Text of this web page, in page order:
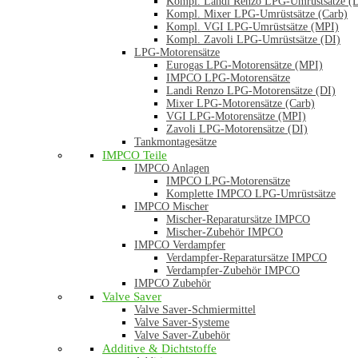
Kompl. Mixer LPG-Umrüstsätze (Carb)
Kompl. VGI LPG-Umrüstsätze (MPI)
Kompl. Zavoli LPG-Umrüstsätze (DI)
LPG-Motorensätze
Eurogas LPG-Motorensätze (MPI)
IMPCO LPG-Motorensätze
Landi Renzo LPG-Motorensätze (DI)
Mixer LPG-Motorensätze (Carb)
VGI LPG-Motorensätze (MPI)
Zavoli LPG-Motorensätze (DI)
Tankmontagesätze
IMPCO Teile
IMPCO Anlagen
IMPCO LPG-Motorensätze
Komplette IMPCO LPG-Umrüstsätze
IMPCO Mischer
Mischer-Reparatursätze IMPCO
Mischer-Zubehör IMPCO
IMPCO Verdampfer
Verdampfer-Reparatursätze IMPCO
Verdampfer-Zubehör IMPCO
IMPCO Zubehör
Valve Saver
Valve Saver-Schmiermittel
Valve Saver-Systeme
Valve Saver-Zubehör
Additive & Dichtstoffe